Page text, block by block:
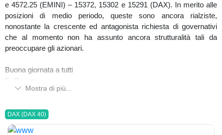
e 4572.25 (EMINI) – 15372, 15302 e 15291 (DAX). In merito alle
posizioni di medio periodo, queste sono ancora rialziste,
nonostante la crescente ed antagonista richiesta di governativi
che al momento non ha assunto ancora strutturalità tali da
preoccupare gli azionari.
Buona giornata a tutti
E. Cecere
Mostra di più...
DAX (DAX 40)